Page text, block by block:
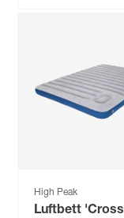
High Peak
Luftbett 'Cross